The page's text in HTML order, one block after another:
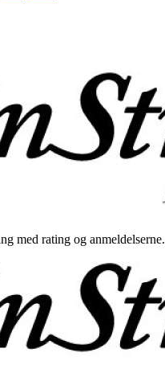
med rating og anmeldelserne.